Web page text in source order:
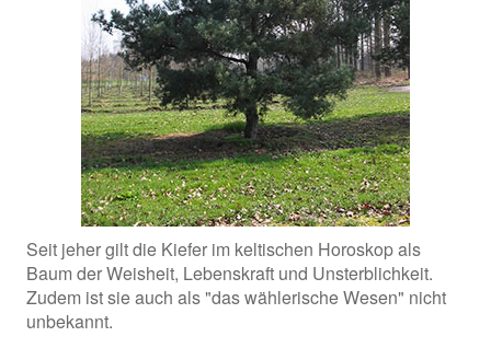
Seit jeher gilt die Kiefer im keltischen Horoskop als
Baum der Weisheit, Lebenskraft und Unsterblichkeit.
Zudem ist sie auch als "das wählerische Wesen" nicht
unbekannt.